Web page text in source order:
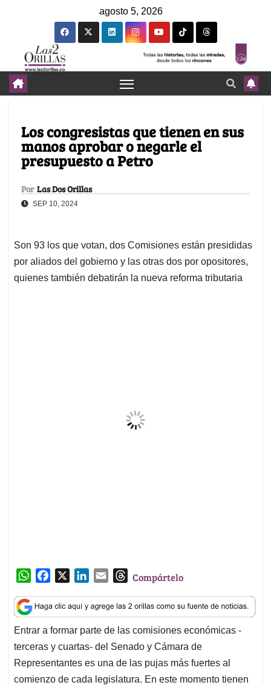
agosto 5, 2026
Los congresistas que tienen en sus
manos aprobar o negarle el
presupuesto a Petro
Por Las Dos Orillas
SEP 10, 2024
Son 93 los que votan, dos Comisiones están presididas
por aliados del gobierno y las otras dos por opositores,
quienes también debatirán la nueva reforma tributaria
W
a
t
s
A
p
p
c
e
b
o
o
k
n
k
e
d
I
n
a
i
l
T
r
e
a
d
s
Compártelo
Entrar a formar parte de las comisiones económicas -
terceras y cuartas- del Senado y Cámara de
Representantes es una de las pujas más fuertes al
comienzo de cada legislatura. En este momento tienen